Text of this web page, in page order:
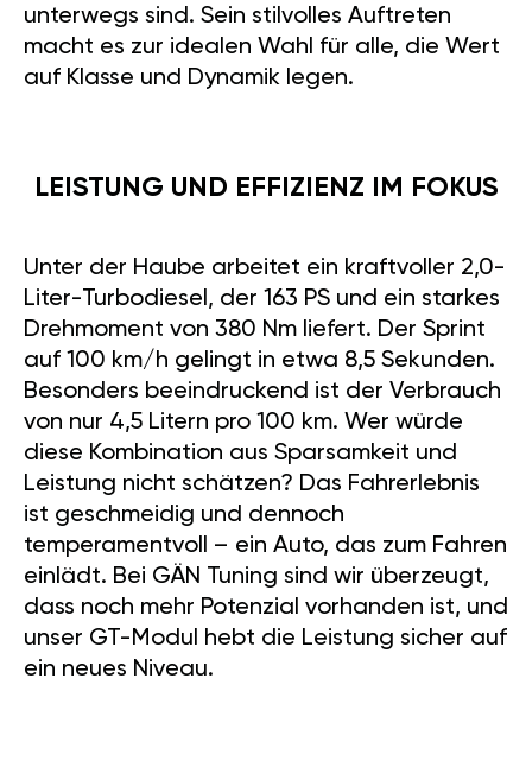
unterwegs sind. Sein stilvolles Auftreten
macht es zur idealen Wahl für alle, die Wert
auf Klasse und Dynamik legen.
LEISTUNG UND EFFIZIENZ IM FOKUS
Unter der Haube arbeitet ein kraftvoller 2,0-
Liter-Turbodiesel, der 163 PS und ein starkes
Drehmoment von 380 Nm liefert. Der Sprint
auf 100 km/h gelingt in etwa 8,5 Sekunden.
Besonders beeindruckend ist der Verbrauch
von nur 4,5 Litern pro 100 km. Wer würde
diese Kombination aus Sparsamkeit und
Leistung nicht schätzen? Das Fahrerlebnis
ist geschmeidig und dennoch
temperamentvoll – ein Auto, das zum Fahren
einlädt. Bei GÄN Tuning sind wir überzeugt,
dass noch mehr Potenzial vorhanden ist, und
unser GT-Modul hebt die Leistung sicher auf
ein neues Niveau.